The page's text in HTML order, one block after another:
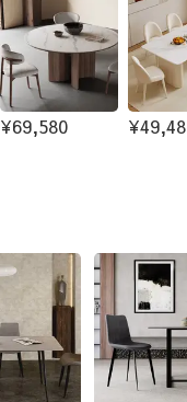
¥69,580